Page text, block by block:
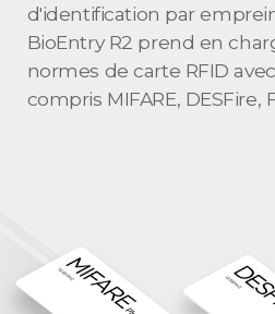
d'identification par
BioEntry R2 prend en
normes de carte RFID
compris MIFARE, DESFire,